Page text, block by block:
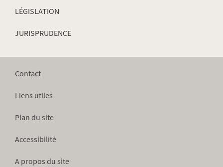
LÉGISLATION
JURISPRUDENCE
Contact
Liens utiles
Plan du site
Accessibilité
A propos du site